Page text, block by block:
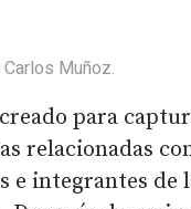
Muñoz.
para
relacionadas
e integrantes de